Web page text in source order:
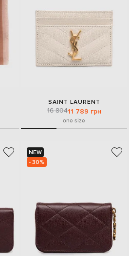
SAINT LAURENT
16 80411 789 грн
one size
NEW
- 30%